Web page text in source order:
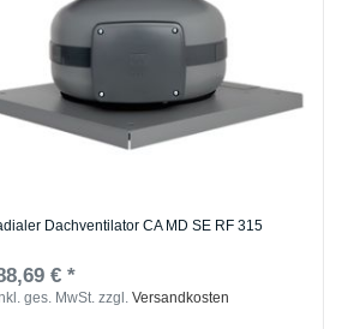
Dachventilator CA MD SE RF 315
€ *
ges. MwSt. zzgl.Versandkosten